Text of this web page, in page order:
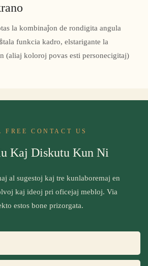
la kombinaĵon de rondigita angula
funkcia kadro, elstarigante la
(aliaj koloroj povas esti personecigitaj)
FREE CONTACT US
Kaj Diskutu Kun Ni
al sugestoj kaj tre kunlaboremaj en
kaj ideoj pri oficejaj mebloj. Via
estos bone prizorgata.